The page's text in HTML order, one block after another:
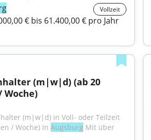
Vollzeit
€ bis 61.400,00 € pro Jahr
(m|w|d) (ab 20
Woche)
(m|w|d) in Voll- oder Teilzeit
/ Woche) in Augsburg Mit über